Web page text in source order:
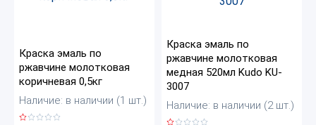
Краска эмаль по
ржавчине молотковая
коричневая 0,5кг
Наличие: в наличии (1 шт.)
Краска эмаль по
ржавчине молотковая
медная 520мл Kudo KU-
3007
Наличие: в наличии (2 шт.)